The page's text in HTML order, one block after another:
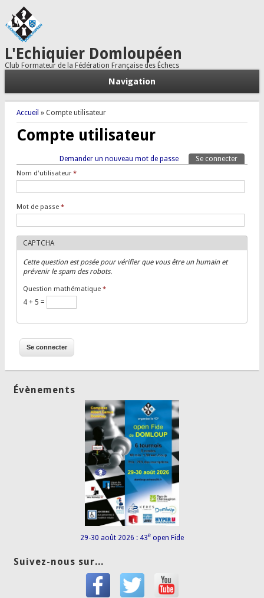
L'Echiquier Domloupéen
Club Formateur de la Fédération Française des Échecs
Navigation
Vous êtes ici
Accueil » Compte utilisateur
Compte utilisateur
Onglets principaux Se connecter
Demander un nouveau mot de passe
Tertiary tabs
Nom d'utilisateur*
Mot de passe *
CAPTCHA
Cette question est posée pour vérifier que vous être un humain et
prévenir le spam des robots.
Question mathématique *
4 + 5 =
Évènements
29-30 août 2026 : 43e open Fide
Suivez-nous sur...